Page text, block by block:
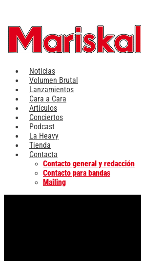
contenido
Noticias
Volumen Brutal
Lanzamientos
Cara a Cara
Artículos
Conciertos
Podcast
La Heavy
Tienda
Contacta
Contacto general y redacción
Contacto para bandas
Mailing